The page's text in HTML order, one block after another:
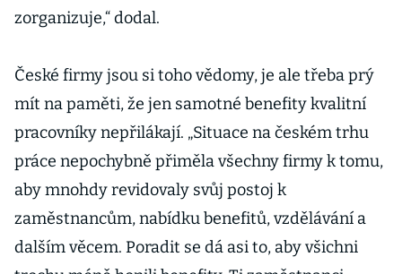
zorganizuje,“ dodal.
České firmy jsou si toho vědomy, je ale třeba prý
mít na paměti, že jen samotné benefity kvalitní
pracovníky nepřilákají. „Situace na českém trhu
práce nepochybně přiměla všechny firmy k tomu,
aby mnohdy revidovaly svůj postoj k
zaměstnancům, nabídku benefitů, vzdělávání a
dalším věcem. Poradit se dá asi to, aby všichni